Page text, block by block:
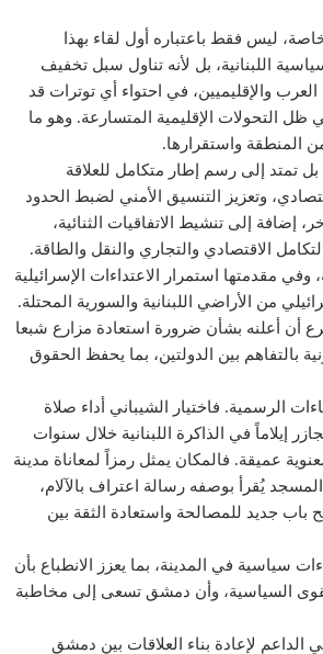
ليس فقط باعتباره أول لقاء بهذا
اللبنانية، بل لأنه تناول سبل تخفيف
والإقليميين، في احتواء أي توترات قد
ظل التحولات الإقليمية المتسارعة. وهو ما
المنطقة واستقرارها.
بل تمتد إلى رسم إطار متكامل للعلاقة
وتعزيز التنسيق الأمني لضبط الحدود
إضافة إلى تنشيط الاتفاقيات الثنائية،
الاقتصادي والتجاري والنقل والطاقة.
مقدمتها استمرار الاعتداءات الإسرائيلية
من الأراضي اللبنانية والسورية المحتلة.
أن أعلنه بشأن ضرورة استعادة مزارع شبعا
بالتفاهم بين الدولتين، بما يحفظ الحقوق
الرسمية. فاختيار الشيباني أداء صلاة
إيلاماً في الذاكرة اللبنانية خلال سنوات
عميقة. فالمكان يمثل رمزاً لمعاناة مدينة
يُقرأ بوصفه رسالة اعتراف بالآلام،
جديد للمصالحة واستعادة الثقة بين
سياسية في المدينة، بما يعزز الانطباع بأن
السياسية، وأن دمشق تسعى إلى مخاطبة
لإعادة بناء العلاقات بين دمشق